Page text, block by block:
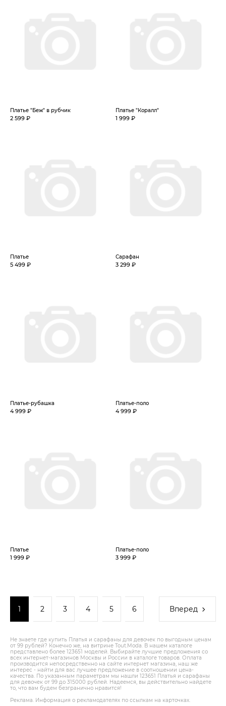
Платье "Беж" в рубчик
2 599 ₽
Платье "Коралл"
1 999 ₽
Платье
5 499 ₽
Сарафан
3 299 ₽
Платье-рубашка
4 999 ₽
Платье-поло
4 999 ₽
Платье
1 999 ₽
Платье-поло
3 999 ₽
1 2 3 4 5 6 Вперед
Не знаете где купить Платья и сарафаны для девочек по выгодным ценам
от 99 рублей? Конечно же, на витрине Tout.Modа. В нашем каталоге
представлено более 123651 моделей. Выбирайте лучшие предложения со
всех интернет-магазинов Москвы и России в каталоге товаров. Оплата
производится непосредственно на сайте интернет магазина, наш же
интерес - найти для вас лучшее предложение в соотношении цена-
качества. По указанным параметрам мы нашли 123651 Платья и сарафаны
для девочек от 99 до 315000 рублей. Надеемся, вы действительно найдете
то, что вам будем безгранично нравится!
Реклама. Информация о рекламодателях по ссылкам на карточках.